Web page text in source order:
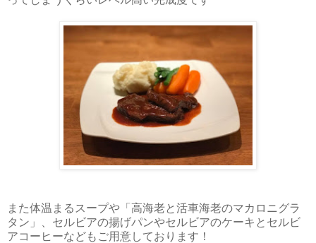
また体温まるスープや「高海老と活車海老のマカロニグラ
タン」、セルビアの揚げパンやセルビアのケーキとセルビ
アコーヒーなどもご用意しております！